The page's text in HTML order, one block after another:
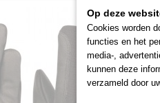
Op deze
Cookies worden
functies en het
media-,
kunnen deze
verzameld door